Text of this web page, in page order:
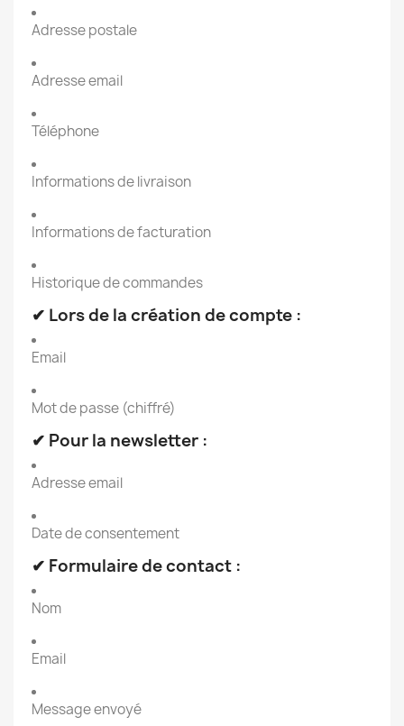
Adresse postale
Adresse email
Téléphone
Informations de livraison
Informations de facturation
Historique de commandes
✔ Lors de la création de compte :
Email
Mot de passe (chiffré)
✔ Pour la newsletter :
Adresse email
Date de consentement
✔ Formulaire de contact :
Nom
Email
Message envoyé